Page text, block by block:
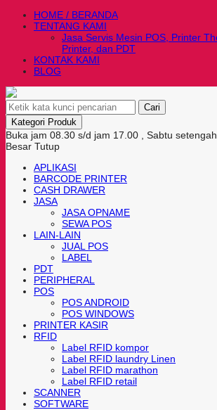
HOME / BERANDA
TENTANG KAMI
Jasa Servis Mesin POS, Printer
Printer, dan PDT
KONTAK KAMI
BLOG
Cari
Kategori Produk
Buka jam 08.30 s/d jam 17.00 , Sabtu
Besar Tutup
APLIKASI
BARCODE PRINTER
CASH DRAWER
JASA
JASA OPNAME
SEWA POS
LAIN-LAIN
JUAL POS
LABEL
PDT
PERIPHERAL
POS
POS ANDROID
POS WINDOWS
PRINTER KASIR
RFID
Label RFID kompor
Label RFID laundry Linen
Label RFID marathon
Label RFID retail
SCANNER
SOFTWARE